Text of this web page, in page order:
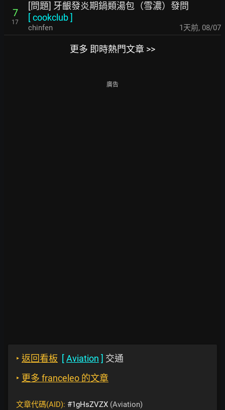
7
17
[問題] 牙齦發炎期鍋類湯包（雪濃）發問
[cookclub]
chinfen 1天前, 08/07
更多 即時熱門文章 >>
廣告
‣ 返回看板 [Aviation ] 交通
‣ 更多 franceleo 的文章
文章代碼(AID): #1gHsZVZX (Aviation)